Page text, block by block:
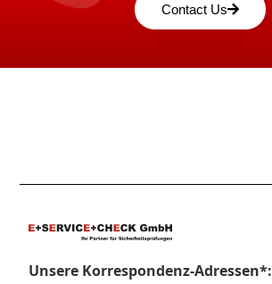
Contact Us
Unsere Korrespondenz-Adressen*: